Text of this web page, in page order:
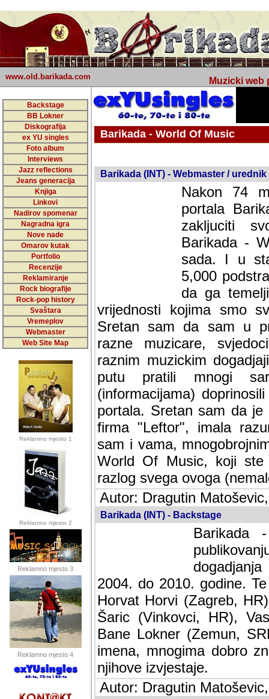
www.old.barikada.com Muzicki web
Backstage
BB Lokner
Diskografija
ex YU singles
Foto album
Interviews
Jazz reflections
Jeans generacija
Knjiga
Linkovi
Nadirov spomenar
Nagradna igra
Nove nade
Omarov kutak
Portfolio
Recenzije
Reklamiranje
Rock biografije
Rock-pop history
Svaštara
Vremeplov
Webmaster
Web Site Map
Reklamno mjesto 1
Reklamno mjesto 2
Reklamno mjesto 3
Reklamno mjesto 4
Barikada - World Of Music
Barikada (INT) - Webmaster / urednik
Nakon 74
portala
zakljuciti
Barikada -
sada. I u
5,000
da ga
vrijednosti kojima smo
Sretan sam da sam u
muzicare, svjedociti
muzickim dogadjajima...
mnogi saradnici koji
doprinosili vrijednosti i
sam da je i moj web
imala razumijevanja za
mnogobrojnim
Music, koji ste ga
ovoga (nemalog) rada.
Autor: Dragutin
Barikada (INT) - Backstage
Barikada
2004. do 2010. godine.
Horvat Horvi (Zagreb,
Šaric (Vinkovci, HR),
Bane Lokner (Zemun,
imena, mnogima dobro
njihove izvjestaje.
Autor: Dragutin